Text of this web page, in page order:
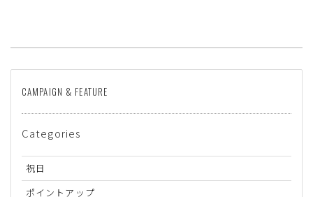
CAMPAIGN & FEATURE
Categories
祝日
ポイントアップ
絞り込んで検索する